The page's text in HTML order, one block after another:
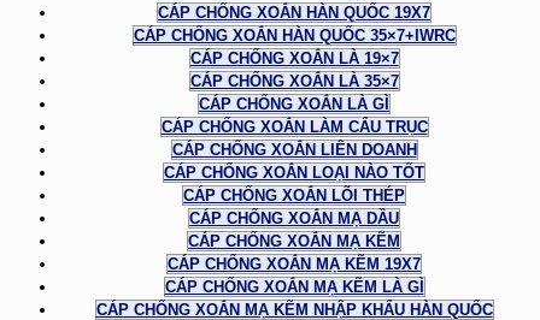
CÁP CHỐNG XOẮN HÀN QUỐC 19X7
CÁP CHỐNG XOẮN HÀN QUỐC 35×7+IWRC
CÁP CHỐNG XOẮN LÀ 19×7
CÁP CHỐNG XOẮN LÀ 35×7
CÁP CHỐNG XOẮN LÀ GÌ
CÁP CHỐNG XOẮN LÀM CẨU TRỤC
CÁP CHỐNG XOẮN LIÊN DOANH
CÁP CHỐNG XOẮN LOẠI NÀO TỐT
CÁP CHỐNG XOẮN LÕI THÉP
CÁP CHỐNG XOẮN MẠ DẦU
CÁP CHỐNG XOẮN MẠ KẼM
CÁP CHỐNG XOẮN MẠ KẼM 19X7
CÁP CHỐNG XOẮN MẠ KẼM LÀ GÌ
CÁP CHỐNG XOẮN MẠ KẼM NHẬP KHẨU HÀN QUỐC